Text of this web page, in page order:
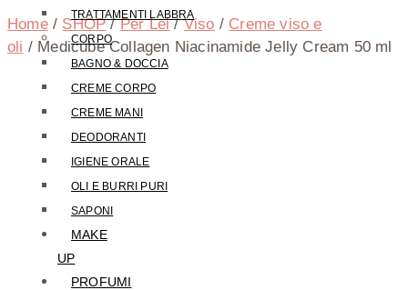
TRATTAMENTI LABBRA
CORPO
BAGNO & DOCCIA
CREME CORPO
CREME MANI
DEODORANTI
IGIENE ORALE
OLI E BURRI PURI
SAPONI
MAKE
UP
PROFUMI
Home/ SHOP/Per Lei/Viso / Creme viso e
oli / Medicube Collagen Niacinamide Jelly Cream 50 ml
Aggiunto alla Wishlist